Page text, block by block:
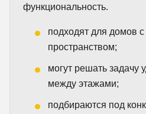
функциональность.
подходят для домов
пространством;
могут решать задачу
между этажами;
подбираются под